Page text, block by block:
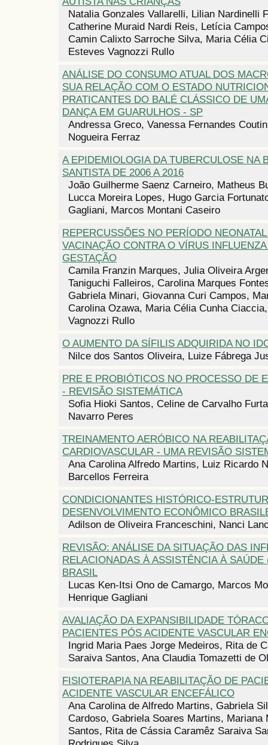
Natalia Gonzales Vallarelli, Lilian Nardinelli
Catherine Muraid Nardi Reis, Letícia
Camin Calixto Sarroche Silva, Maria Célia
Esteves Vagnozzi Rullo
ANÁLISE DO CONSUMO ATUAL DOS
SUA RELAÇÃO COM O ESTADO
PRATICANTES DO BALÉ CLÁSSICO DE
DANÇA EM GUARULHOS - SP
Andressa Greco, Vanessa Fernandes
Nogueira Ferraz
A EPIDEMIOLOGIA DA TUBERCULOSE NA
SANTISTA DE 2006 A 2016
João Guilherme Saenz Carneiro, Matheus
Lucca Moreira Lopes, Hugo Garcia
Gagliani, Marcos Montani Caseiro
REPERCUSSÕES NO PERÍODO
VACINAÇÃO CONTRA O VÍRUS
GESTAÇÃO
Camila Franzin Marques, Julia Oliveira
Taniguchi Falleiros, Carolina Marques
Gabriela Minari, Giovanna Curi Campos,
Carolina Ozawa, Maria Célia Cunha
Vagnozzi Rullo
O AUMENTO DA SÍFILIS ADQUIRIDA NO
Nilce dos Santos Oliveira, Luize Fábrega
PRE E PROBIÓTICOS NO PROCESSO DE
- REVISÃO SISTEMÁTICA
Sofia Hioki Santos, Celine de Carvalho
Navarro Peres
TREINAMENTO AERÓBICO NA
CARDIOVASCULAR - UMA REVISÃO
Ana Carolina Alfredo Martins, Luiz Ricardo
Barcellos Ferreira
CONDICIONANTES HISTÓRICO-
DESENVOLVIMENTO ECONÔMICO
Adilson de Oliveira Franceschini, Nanci
REVISÃO: ANÁLISE DA SITUAÇÃO DAS
RELACIONADAS À ASSISTÊNCIA À
BRASIL
Lucas Ken-Itsi Ono de Camargo, Marcos
Henrique Gagliani
AVALIAÇÃO DA EXPANSIBILIDADE
PACIENTES PÓS ACIDENTE VASCULAR
Ingrid Maria Paes Jorge Medeiros, Rita de
Saraiva Santos, Ana Claudia Tomazetti de
FISIOTERAPIA NA REABILITAÇÃO DE
ACIDENTE VASCULAR ENCEFÁLICO
Ana Carolina de Alfredo Martins, Gabriela
Cardoso, Gabriela Soares Martins, Mariana
Santos, Rita de Cássia Caramêz Saraiva